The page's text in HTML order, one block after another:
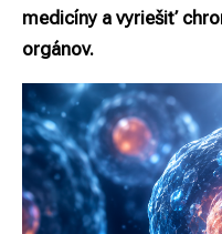
medicíny a vyriešiť
orgánov.